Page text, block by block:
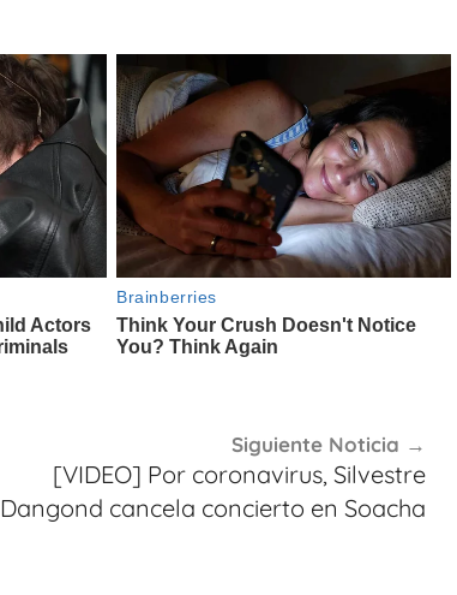
Siguiente Noticia
[VIDEO] Por coronavirus, Silvestre
Dangond cancela concierto en Soacha